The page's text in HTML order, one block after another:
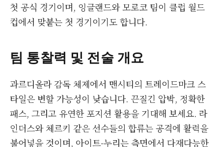
첫 공식 경기이며, 잉글랜드와 모로코 팀이 클럽 월드
컵에서 맞붙는 첫 경기이기도 합니다.
팀 통찰력 및 전술 개요
과르디올라 감독 체제에서 맨시티의 트레이드마크 스
타일은 변할 가능성이 낮습니다. 끈질긴 압박, 정확한
패스, 그리고 유연한 포지션 활용을 기대해 보세요. 라
인더스와 체르키 같은 선수들의 합류는 공격에 활력을
불어넣을 것이며, 아이트-누리는 측면에서 다재다능한